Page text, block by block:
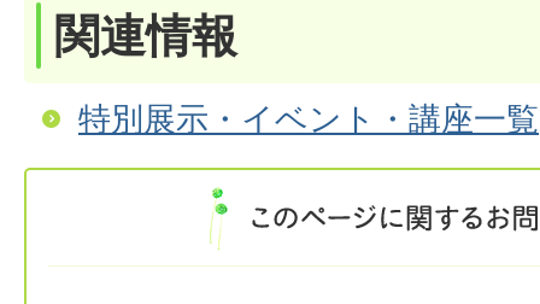
関連情報
特別展示・イベント・講座一覧